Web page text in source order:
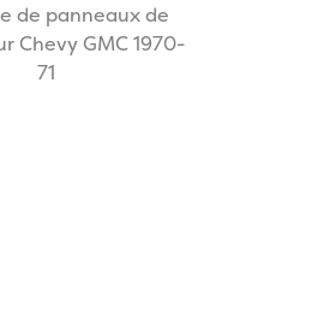
de panneaux de
Chevy GMC 1970-
71